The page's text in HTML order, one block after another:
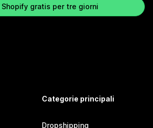
Shopify gratis per tre giorni
Categorie principali
Dropshipping